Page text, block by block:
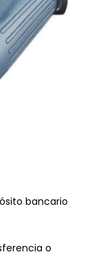
bancario
o